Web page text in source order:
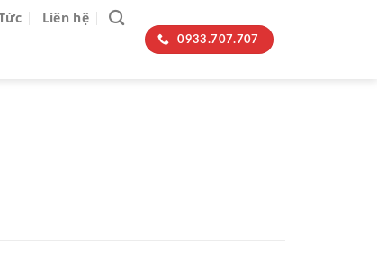
Liên hệ
0933.707.707